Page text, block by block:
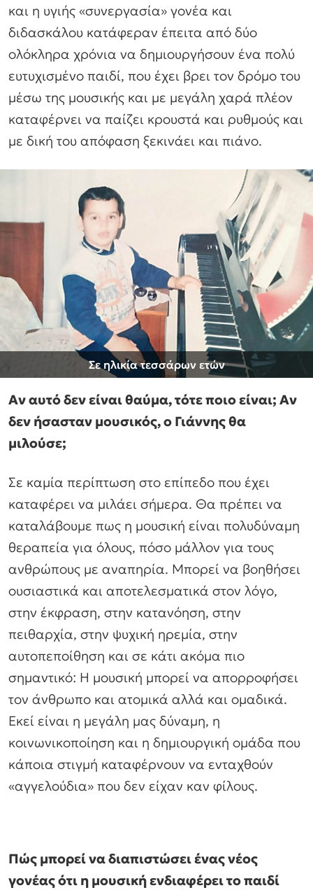
και η υγιής «συνεργασία» γονέα και
διδασκάλου κατάφεραν έπειτα από δύο
ολόκληρα χρόνια να δημιουργήσουν ένα πολύ
ευτυχισμένο παιδί, που έχει βρει τον δρόμο του
μέσω της μουσικής και με μεγάλη χαρά πλέον
καταφέρνει να παίζει κρουστά και ρυθμούς και
με δική του απόφαση ξεκινάει και πιάνο.
Σε ηλικία τεσσάρων ετών
Αν αυτό δεν είναι θαύμα, τότε ποιο είναι; Αν
δεν ήσασταν μουσικός, ο Γιάννης θα
μιλούσε;
Σε καμία περίπτωση στο επίπεδο που έχει
καταφέρει να μιλάει σήμερα. Θα πρέπει να
καταλάβουμε πως η μουσική είναι πολυδύναμη
θεραπεία για όλους, πόσο μάλλον για τους
ανθρώπους με αναπηρία. Μπορεί να βοηθήσει
ουσιαστικά και αποτελεσματικά στον λόγο,
στην έκφραση, στην κατανόηση, στην
πειθαρχία, στην ψυχική ηρεμία, στην
αυτοπεποίθηση και σε κάτι ακόμα πιο
σημαντικό: Η μουσική μπορεί να απορροφήσει
τον άνθρωπο και ατομικά αλλά και ομαδικά.
Εκεί είναι η μεγάλη μας δύναμη, η
κοινωνικοποίηση και η δημιουργική ομάδα που
κάποια στιγμή καταφέρνουν να ενταχθούν
«αγγελούδια» που δεν είχαν καν φίλους.
Πώς μπορεί να διαπιστώσει ένας νέος
γονέας ότι η μουσική ενδιαφέρει το παιδί